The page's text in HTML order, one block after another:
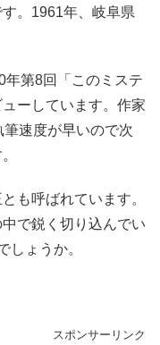
。1961年、岐阜県
年第8回「このミステ
ーしています。作家
速度が早いので次
も呼ばれています。
で鋭く切り込んでい
しょうか。
スポンサーリンク